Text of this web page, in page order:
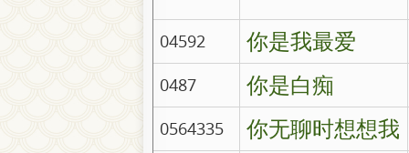
04592 你是我最爱
0487 你是白痴
0564335 你无聊时想想我